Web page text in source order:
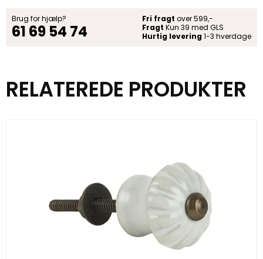
Brug for hjælp?
61 69 54 74
Fri fragt over 599,-
Fragt Kun 39 med GLS
Hurtig levering 1-3 hverdage
RELATEREDE PRODUKTER